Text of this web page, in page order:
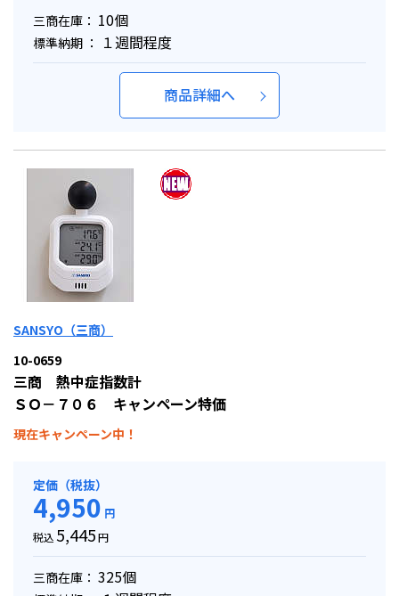
三商在庫： 10個
標準納期 ： １週間程度
商品詳細へ
SANSYO（三商）
10-0659
三商 熱中症指数計
ＳＯ－７０６ キャンペーン特価
現在キャンペーン中！
定価（税抜）
4,950 円
税込 5,445円
三商在庫： 325個